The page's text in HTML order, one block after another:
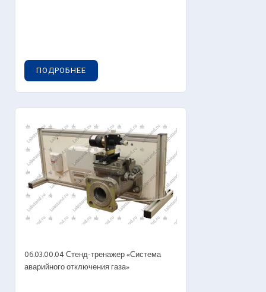
ПОДРОБНЕЕ
06.03.00.04 Стенд-тренажер «Система
аварийного отключения газа»